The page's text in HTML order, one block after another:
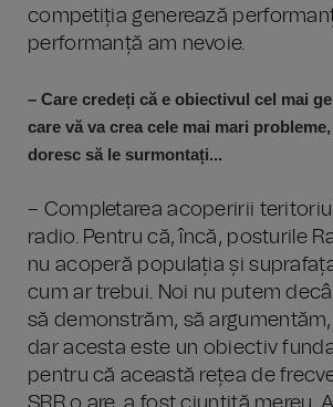
competiția generează
performanță am nevoie.
– Care credeți că e obiectivul cel mai
care vă va crea cele mai mari
doresc să le surmontați...
– Completarea acoperirii
radio. Pentru că, încă, posturile
nu acoperă populația și
cum ar trebui. Noi nu putem
să demonstrăm, să
dar acesta este un obiectiv
pentru că această rețea de